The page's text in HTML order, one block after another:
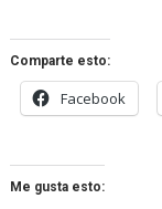
Comparte esto:
Facebook
Me gusta esto: